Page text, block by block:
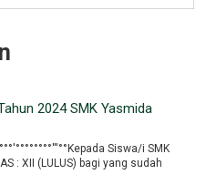
2024 SMK Yasmida
Siswa/i SMK
: XII (LULUS) bagi yang sudah